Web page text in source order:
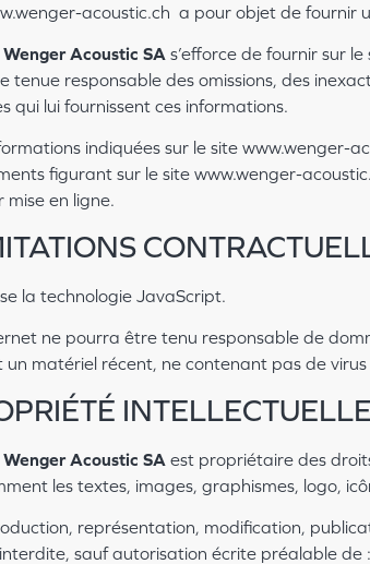
acoustic.ch a pour objet de fournir
Wenger Acoustic SA s’efforce de fournir sur
tenue responsable des omissions, des
qui lui fournissent ces informations.
indiquées sur le site www.wenger-
figurant sur le site www.wenger-
mise en ligne.
la technologie JavaScript.
ne pourra être tenu responsable de
un matériel récent, ne contenant pas de
Wenger Acoustic SA est propriétaire des
les textes, images, graphismes, logo,
représentation, modification,
sauf autorisation écrite préalable de